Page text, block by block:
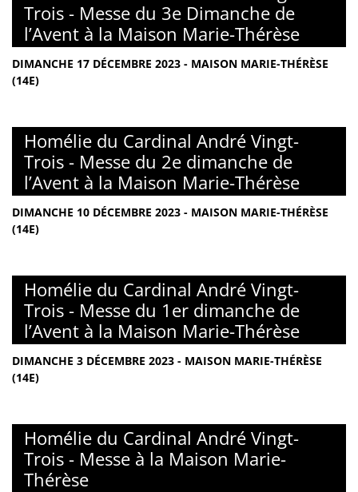
Trois - Messe du 3e Dimanche de
l’Avent à la Maison Marie-Thérèse
DIMANCHE 17 DÉCEMBRE 2023 - MAISON MARIE-THÉRÈSE
(14E)
Homélie du Cardinal André Vingt-
Trois - Messe du 2e dimanche de
l’Avent à la Maison Marie-Thérèse
DIMANCHE 10 DÉCEMBRE 2023 - MAISON MARIE-THÉRÈSE
(14E)
Homélie du Cardinal André Vingt-
Trois - Messe du 1er dimanche de
l’Avent à la Maison Marie-Thérèse
DIMANCHE 3 DÉCEMBRE 2023 - MAISON MARIE-THÉRÈSE
(14E)
Homélie du Cardinal André Vingt-
Trois - Messe à la Maison Marie-
Thérèse